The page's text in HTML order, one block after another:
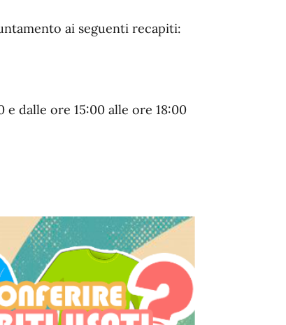
ai seguenti recapiti:
dalle ore 15:00 alle ore 18:00